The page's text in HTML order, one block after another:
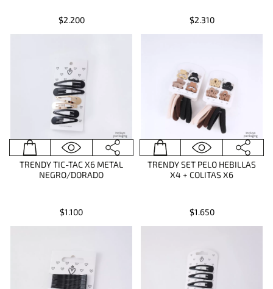
$2.200 $2.310
TRENDY TIC-TAC X6 METAL
NEGRO/DORADO
$1.100
TRENDY SET PELO HEBILLAS
X4 + COLITAS X6
$1.650